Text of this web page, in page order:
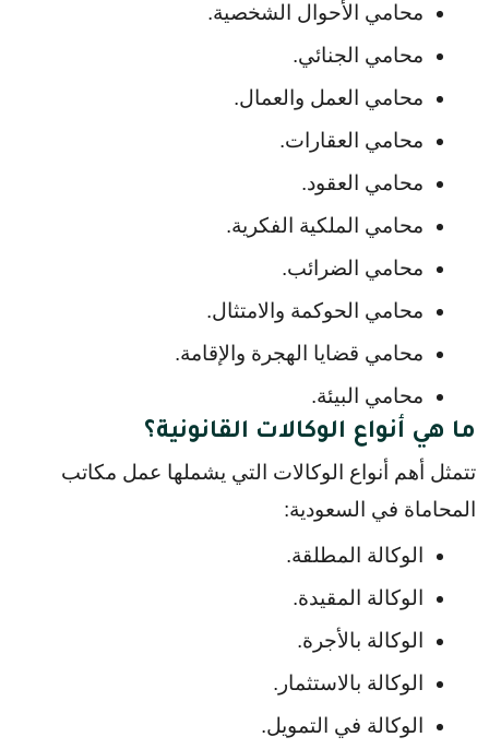
محامي الأحوال الشخصية.
محامي الجنائي.
محامي العمل والعمال.
محامي العقارات.
محامي العقود.
محامي الملكية الفكرية.
محامي الضرائب.
محامي الحوكمة والامتثال.
محامي قضايا الهجرة والإقامة.
محامي البيئة.
ما هي أنواع الوكالات القانونية؟
المحاماة في السعودية:
الوكالة المطلقة.
الوكالة المقيدة.
الوكالة بالأجرة.
الوكالة بالاستثمار.
الوكالة في التمويل.